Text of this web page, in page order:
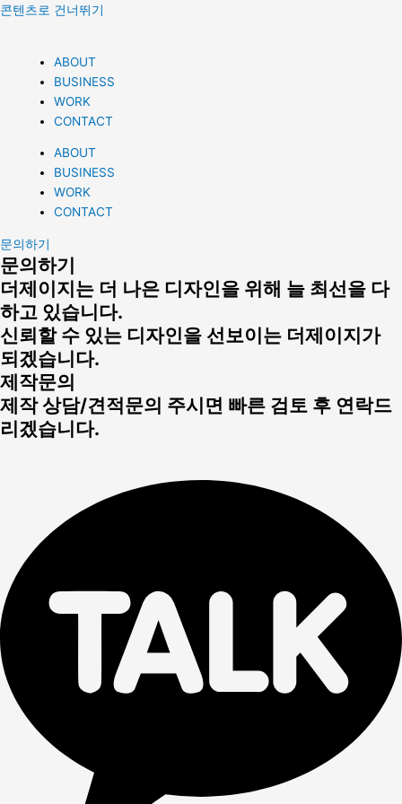
콘텐츠로 건너뛰기
ABOUT
BUSINESS
WORK
CONTACT
ABOUT
BUSINESS
WORK
CONTACT
문의하기
문의하기
더제이지는 더 나은 디자인을 위해 늘 최선을 다
하고 있습니다.
신뢰할 수 있는 디자인을 선보이는 더제이지가
되겠습니다.
제작문의
제작 상담/견적문의 주시면 빠른 검토 후 연락드
리겠습니다.